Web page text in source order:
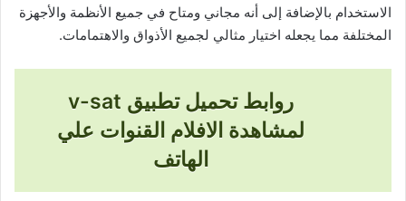
الاستخدام بالإضافة إلى أنه مجاني ومتاح في جميع الأنظمة والأجهزة
المختلفة مما يجعله اختيار مثالي لجميع الأذواق والاهتمامات.
روابط تحميل تطبيق v-sat
لمشاهدة الافلام القنوات علي
الهاتف